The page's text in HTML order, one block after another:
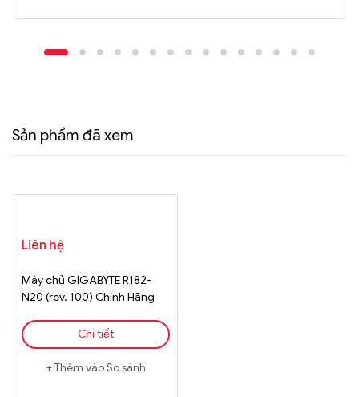
Sản phẩm đã xem
Liên hệ
Máy chủ GIGABYTE R182-
N20 (rev. 100) Chính Hãng
Chi tiết
Thêm vào So sánh